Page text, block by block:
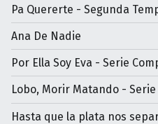
Pa Quererte - Segunda
Ana De Nadie
Por Ella Soy Eva - Serie
Lobo, Morir Matando -
Hasta que la plata nos